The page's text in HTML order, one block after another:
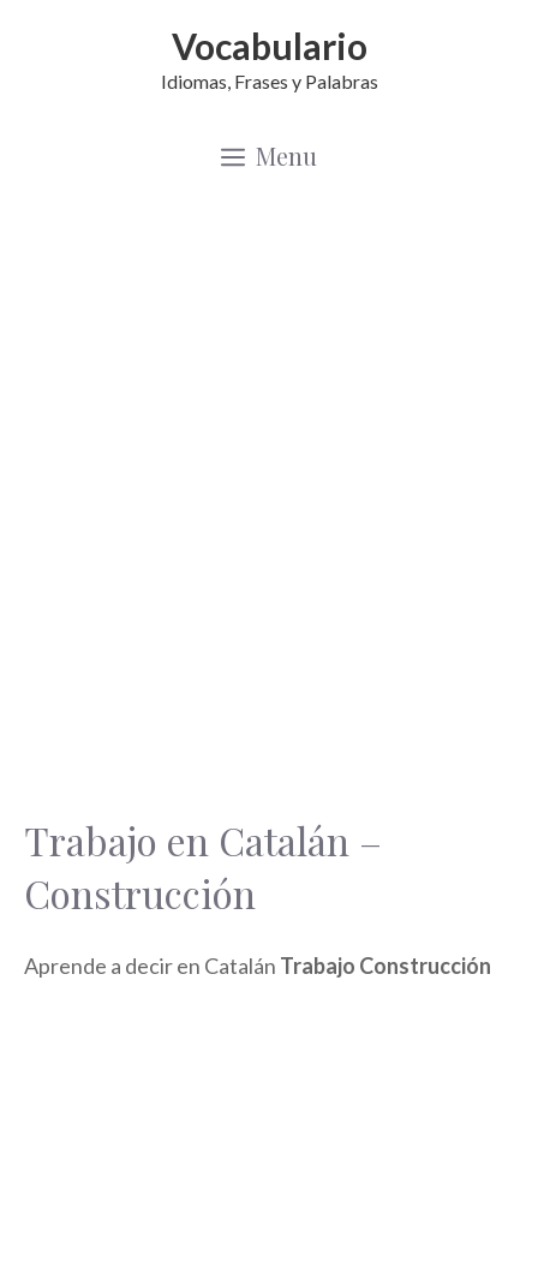
Vocabulario
Idiomas, Frases y Palabras
Menu
Trabajo en Catalán –
Construcción
Aprende a decir en Catalán Trabajo Construcción